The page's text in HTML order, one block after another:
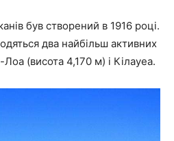
був створений в 1916 році.
два найбільш активних
(висота 4,170 м) і Кілауеа.